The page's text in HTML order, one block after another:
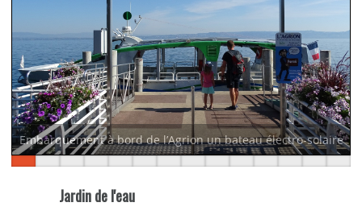
Embarquement à bord de l’Agrion un bateau électro-solaire
Jardin de l'eau